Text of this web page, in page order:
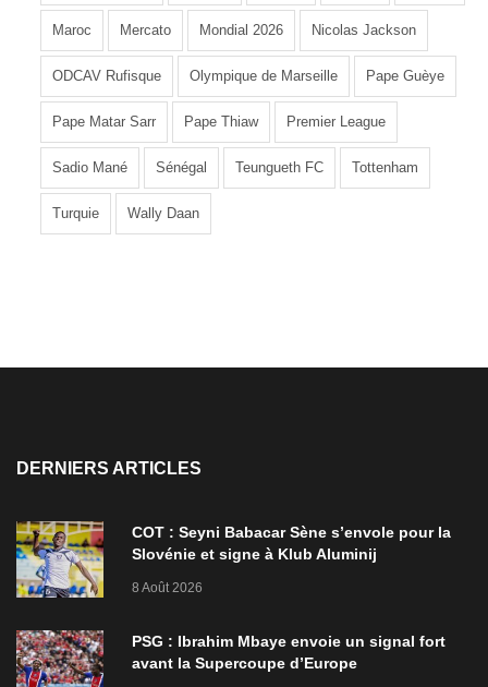
Maroc Mercato Mondial 2026 Nicolas Jackson
ODCAV Rufisque Olympique de Marseille Pape Guèye
Pape Matar Sarr Pape Thiaw Premier League
Sadio Mané Sénégal Teungueth FC Tottenham
Turquie Wally Daan
DERNIERS ARTICLES
COT : Seyni Babacar Sène s’envole pour la
Slovénie et signe à Klub Aluminij
8 Août 2026
PSG : Ibrahim Mbaye envoie un signal fort
avant la Supercoupe d’Europe